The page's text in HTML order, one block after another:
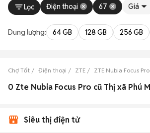
Lọc Điện thoại 67 Giá
Dung lượng: 64 GB 128 GB 256 GB
Chợ Tốt Điện thoại ZTE ZTE Nubia Focus Pro
Siêu thị điện tử